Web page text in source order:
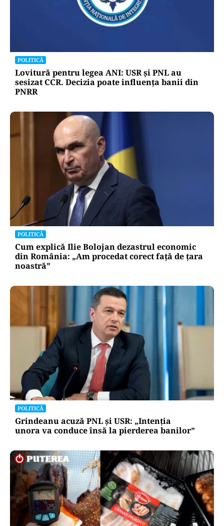
POLITICĂ
Lovitură pentru legea ANI: USR și PNL au
sesizat CCR. Decizia poate influența banii din
PNRR
POLITICĂ
Cum explică Ilie Bolojan dezastrul economic
din România: „Am procedat corect față de țara
noastră”
POLITICĂ
Grindeanu acuză PNL și USR: „Intenția
unora va conduce însă la pierderea banilor”